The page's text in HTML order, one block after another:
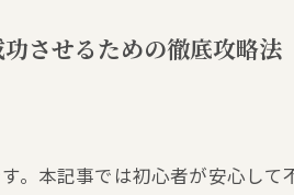
させるための徹底攻略法
。本記事では初心者が安心し